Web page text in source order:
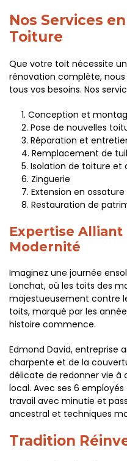
Nos Services
Toiture
Que votre toit nécessite
rénovation complète,
tous vos besoins. Nos
Conception et
Pose de nouvelles
Réparation et
Remplacement de
Isolation de toiture et
Zinguerie
Extension en ossature
Restauration de
Expertise
Modernité
Imaginez une journée
Lonchat, où les toits des
majestueusement contre
toits, marqué par les
histoire commence.
Edmond David, entreprise
charpente et de la
délicate de redonner vie
local. Avec ses 6
travail avec minutie et
ancestral et techniques
Tradition